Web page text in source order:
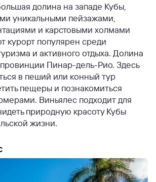
долина на западе Кубы,
уникальными пейзажами,
и карстовыми холмами
курорт популярен среди
и активного отдыха. Долина
Пинар-дель-Рио. Здесь
в пеший или конный тур
пещеры и познакомиться
Виньялес подходит для
природную красоту Кубы
жизни.